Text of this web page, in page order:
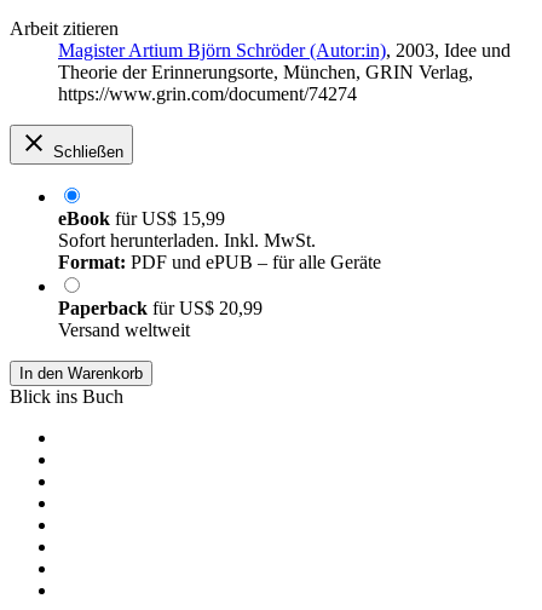
Arbeit zitieren
Magister Artium Björn Schröder (Autor:in), 2003, Idee und
Theorie der Erinnerungsorte, München, GRIN Verlag,
https://www.grin.com/document/74274
Schließen
eBook fürUS$ 15,99
Sofort herunterladen. Inkl. MwSt.
Format: PDF und ePUB – für alle Geräte
Paperback fürUS$ 20,99
Versand weltweit
In den Warenkorb
Blick ins Buch